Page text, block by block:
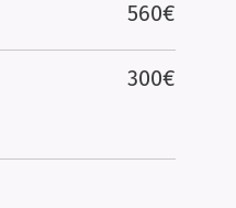
560€
300€